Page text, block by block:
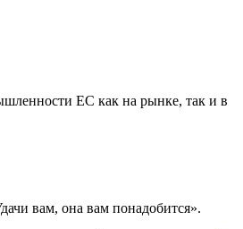
ЕС как на рынке, так и в
вам, она вам понадобится».